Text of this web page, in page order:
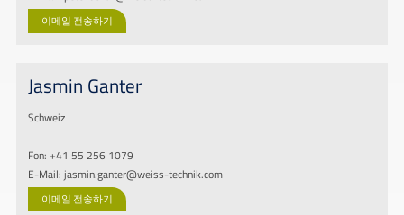
이메일 전송하기
Jasmin Ganter
Schweiz
Fon: +41 55 256 1079
E-Mail: jasmin.ganter@weiss-technik.com
이메일 전송하기